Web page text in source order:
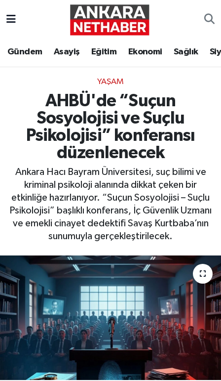
Gündem Asayiş Eğitim Ekonomi Sağlık
YAŞAM
AHBÜ'de “Suçun
Sosyolojisi ve Suçlu
Psikolojisi” konferansı
düzenlenecek
Ankara Hacı Bayram Üniversitesi, suç bilimi ve
kriminal psikoloji alanında dikkat çeken bir
etkinliğe hazırlanıyor. “Suçun Sosyolojisi – Suçlu
Psikolojisi” başlıklı konferans, İç Güvenlik Uzmanı
ve emekli cinayet dedektifi Savaş Kurtbaba’nın
sunumuyla gerçekleştirilecek.
Ekonomi
Gündem
Resmi İlanlar
Sağlık
Siyaset
Spor
Teknoloji
Yaşam
Ankara Hava Durumu
Süper Lig Puan Durumu ve Fikstür
Tüm Manşetler
Son Dakika Haberleri